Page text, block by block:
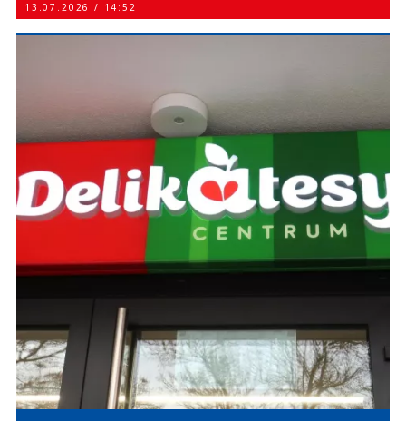
13.07.2026 / 14:52